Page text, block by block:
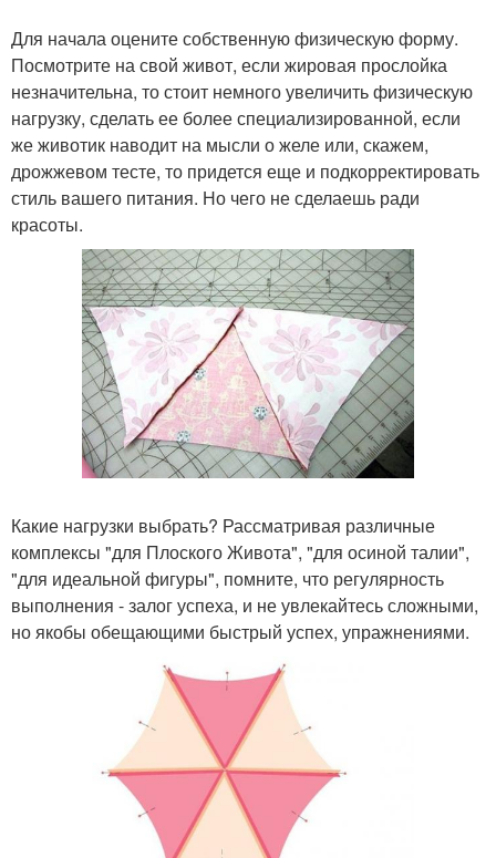
Для начала оцените собственную физическую форму.
Посмотрите на свой живот, если жировая прослойка
незначительна, то стоит немного увеличить физическую
нагрузку, сделать ее более специализированной, если
же животик наводит на мысли о желе или, скажем,
дрожжевом тесте, то придется еще и подкорректировать
стиль вашего питания. Но чего не сделаешь ради
красоты.
Какие нагрузки выбрать? Рассматривая различные
комплексы "для Плоского Живота", "для осиной талии",
"для идеальной фигуры", помните, что регулярность
выполнения - залог успеха, и не увлекайтесь сложными,
но якобы обещающими быстрый успех, упражнениями.